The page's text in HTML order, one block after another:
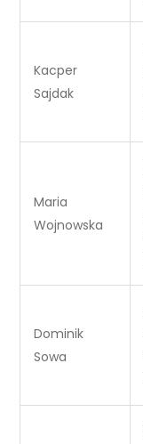
Kacper
Sajdak
Maria
Wojnowska
Dominik
Sowa